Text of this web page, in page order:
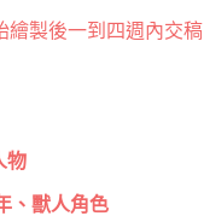
繪製後一到四週內交稿
物
、獸人角色